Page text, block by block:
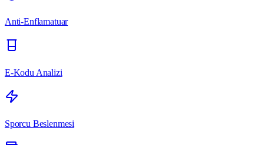
Anti-Enflamatuar
E-Kodu Analizi
Sporcu Beslenmesi